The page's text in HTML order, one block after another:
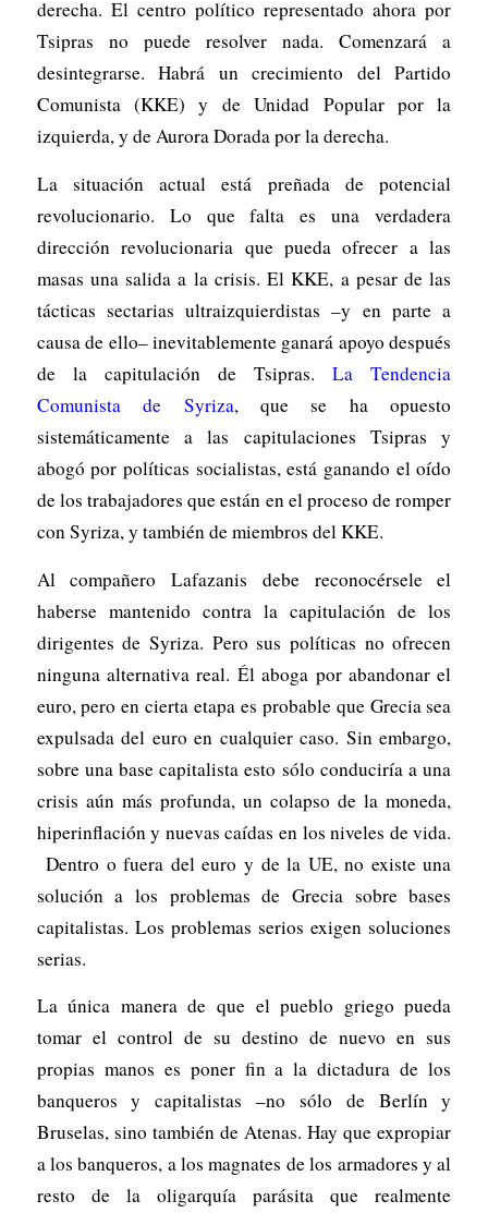
derecha. El centro político representado ahora por
Tsipras no puede resolver nada. Comenzará a
desintegrarse. Habrá un crecimiento del Partido
Comunista (KKE) y de Unidad Popular por la
izquierda, y de Aurora Dorada por la derecha.
La situación actual está preñada de potencial
revolucionario. Lo que falta es una verdadera
dirección revolucionaria que pueda ofrecer a las
masas una salida a la crisis. El KKE, a pesar de las
tácticas sectarias ultraizquierdistas –y en parte a
causa de ello– inevitablemente ganará apoyo después
de la capitulación de Tsipras.La Tendencia
Comunista de Syriza, que se ha opuesto
sistemáticamente a las capitulaciones Tsipras y
abogó por políticas socialistas, está ganando el oído
de los trabajadores que están en el proceso de romper
con Syriza, y también de miembros del KKE.
Al compañero Lafazanis debe reconocérsele el
haberse mantenido contra la capitulación de los
dirigentes de Syriza. Pero sus políticas no ofrecen
ninguna alternativa real. Él aboga por abandonar el
euro, pero en cierta etapa es probable que Grecia sea
expulsada del euro en cualquier caso. Sin embargo,
sobre una base capitalista esto sólo conduciría a una
crisis aún más profunda, un colapso de la moneda,
hiperinflación y nuevas caídas en los niveles de vida.
Dentro o fuera del euro y de la UE, no existe una
solución a los problemas de Grecia sobre bases
capitalistas. Los problemas serios exigen soluciones
serias.
La única manera de que el pueblo griego pueda
tomar el control de su destino de nuevo en sus
propias manos es poner fin a la dictadura de los
banqueros y capitalistas –no sólo de Berlín y
Bruselas, sino también de Atenas. Hay que expropiar
a los banqueros, a los magnates de los armadores y al
resto de la oligarquía parásita que realmente